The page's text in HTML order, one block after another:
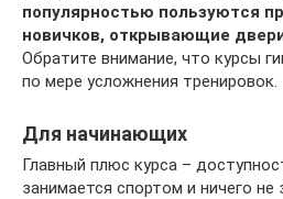
популярностью пользуются
новичков, открывающие
Обратите внимание, что курсы
по мере усложнения тренировок.
Для начинающих
Главный плюс курса –
занимается спортом и ничего не